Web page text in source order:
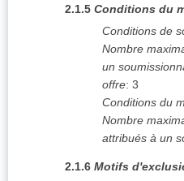
2.1.5 Conditions du
Conditions de
Nombre
un
offre: 3
Conditions du
Nombre
attribués à un
2.1.6 Motifs